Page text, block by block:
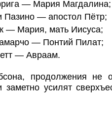
— Мария Магдалина;
Пазино — апостол Пётр;
— Мария, мать Иисуса;
— Понтий Пилат;
— Авраам.
продолжения не
заметно усилят